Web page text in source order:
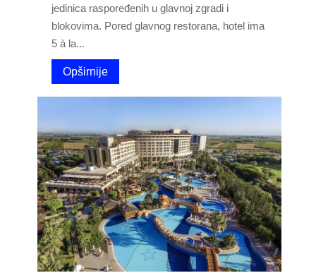
jedinica raspoređenih u glavnoj zgradi i
blokovima. Pored glavnog restorana, hotel ima
5 à la...
Opširnije